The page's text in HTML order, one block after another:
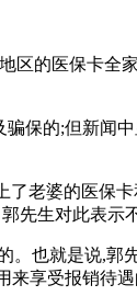
区的医保卡全
保的;但新闻
老婆的医保
先生对此表示
。也就是说,郭
享受报销待遇